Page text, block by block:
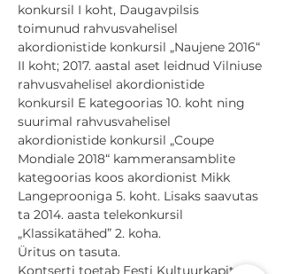
konkursil I koht, Daugavpilsis
toimunud rahvusvahelisel
akordionistide konkursil „Naujene 2016“
II koht; 2017. aastal aset leidnud Vilniuse
rahvusvahelisel akordionistide
konkursil E kategoorias 10. koht ning
suurimal rahvusvahelisel
akordionistide konkursil „Coupe
Mondiale 2018“ kammeransamblite
kategoorias koos akordionist Mikk
Langeprooniga 5. koht. Lisaks saavutas
ta 2014. aasta telekonkursil
„Klassikatähed” 2. koha.
Üritus on tasuta.
Kontserti toetab Eesti Kultuurkapital.